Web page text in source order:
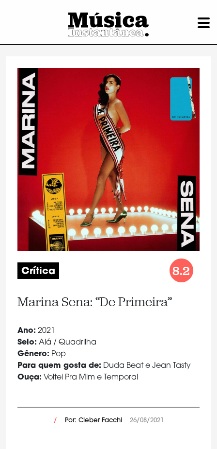
Crítica 8.2
Marina Sena: “De Primeira”
Ano: 2021
Selo: Alá / Quadrilha
Gênero: Pop
Para quem gosta de: Duda Beat e Jean Tasty
Ouça: Voltei Pra Mim e Temporal
/ Por: Cleber Facchi 26/08/2021